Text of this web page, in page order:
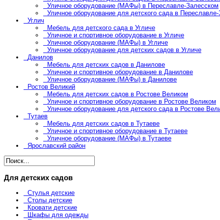
Уличное оборудование (МАФы) в Переславле-Залесском
Уличное оборудование для детского сада в
Углич
Мебель для детского сада в Угличе
Уличное и спортивное оборудование в Угличе
Уличное оборудование (МАФы) в Угличе
Уличное оборудование для детских садов в Угличе
Данилов
Мебель для детских садов в Данилове
Уличное и спортивное оборудование в Данилове
Уличное оборудование (МАФы) в Данилове
Ростов Великий
Мебель для детских садов в Ростове Великом
Уличное и спортивное оборудование в Ростове Великом
Уличное оборудование для детского сада в Ростове
Тутаев
Мебель для детских садов в Тутаеве
Уличное и спортивное оборудование в Тутаеве
Уличное оборудование (МАФы) в Тутаеве
Ярославский район
Для детских садов
Стулья детские
Столы детские
Кровати детские
Шкафы для одежды